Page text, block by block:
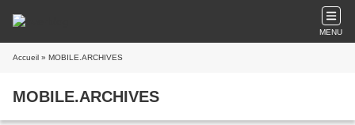
MENU
Accueil » MOBILE.ARCHIVES
MOBILE.ARCHIVES